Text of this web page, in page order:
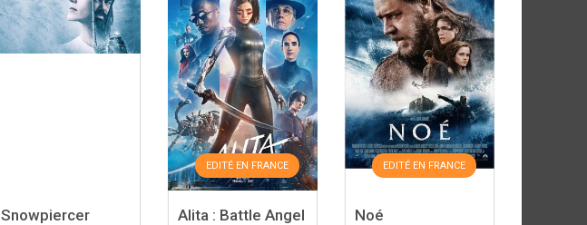
Snowpiercer
EDITÉ EN FRANCE
Alita : Battle Angel
EDITÉ EN FRANCE
Noé